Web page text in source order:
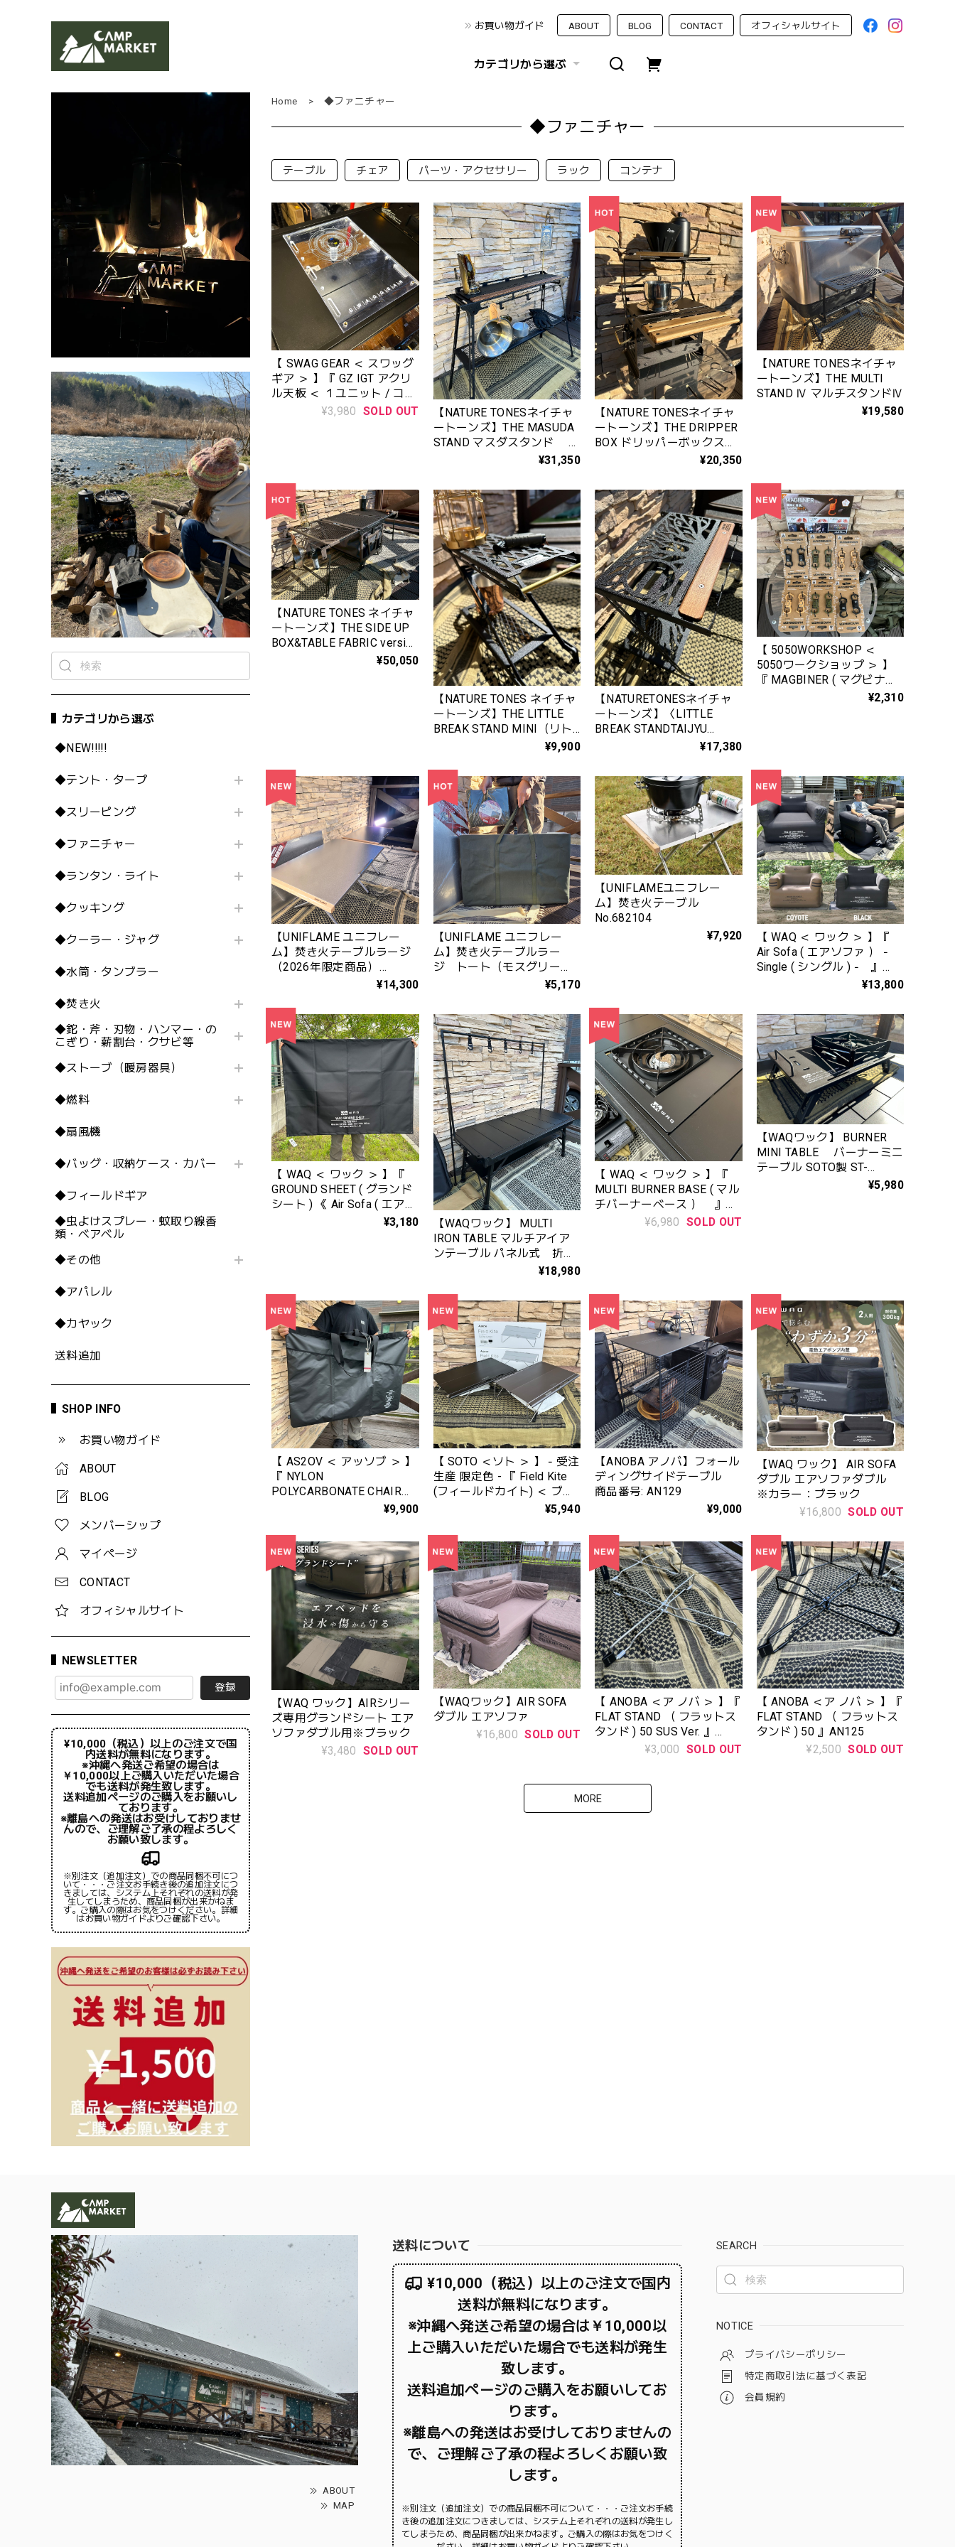
お買い物ガイド ABOUT BLOG CONTACT オフィシャルサイト
カテゴリから選ぶ
カテゴリから選ぶ
◆NEW!!!!!
◆テント・タープ
◆スリーピング
◆ファニチャー
◆ランタン・ライト
◆クッキング
◆クーラー・ジャグ
◆水筒・タンブラー
◆焚き火
◆鉈・斧・刃物・ハンマー・の
こぎり・薪割台・クサビ等
◆ストーブ（暖房器具）
◆燃料
◆扇風機
◆バッグ・収納ケース・カバー
◆フィールドギア
◆虫よけスプレー・蚊取り線香
類・ベアベル
◆その他
◆アパレル
◆カヤック
送料追加
SHOP INFO
お買い物ガイド
ABOUT
BLOG
メンバーシップ
マイページ
CONTACT
オフィシャルサイト
NEWSLETTER
登録
¥10,000（税込）以上のご注文で国
内送料が無料になります。
※沖縄へ発送ご希望の場合は
￥10,000以上ご購入いただいた場合
でも送料が発生致します。
送料追加ページのご購入をお願いし
ております。
※離島への発送はお受けしておりませ
んので、ご理解ご了承の程よろしく
お願い致します。
※別注文（追加注文）での商品同梱不可につ
いて・・・ご注文お手続き後の追加注文につ
きましては、システム上それぞれの送料が発
生してしまうため、商品同梱が出来かねま
す。ご購入の際はお気をつけください。詳細
はお買い物ガイドよりご確認下さい。
Home ◆ファニチャー
◆ファニチャー
テーブル チェア パーツ・アクセサリー ラック コンテナ
【 SWAG GEAR ＜ スワッグ
ギア ＞ 】『 GZ IGT アクリ
ル天板 ＜ １ユニット / コン
パス ＞ ( GOAL ZERO / LED
¥3,980 SOLD OUT
【NATURE TONESネイチャ
ートーンズ】THE MASUDA
STAND マスダスタンド セ
ット〈本体＋アンダーラッ
ブラック
¥31,350
【NATURE TONESネイチャ
ートーンズ】THE DRIPPER
BOX ドリッパーボックス
¥20,350
【NATURE TONESネイチャ
ートーンズ】THE MULTI
STAND Ⅳ マルチスタンドⅣ
¥19,580
【NATURE TONES ネイチャ
ートーンズ】THE SIDE UP
BOX&TABLE FABRIC version
RUGGED MODEL（サイドア
¥50,050
【NATURE TONES ネイチャ
ートーンズ】THE LITTLE
BREAK STAND MINI（リト
ルブレイクスタンドミニ）
¥9,900
【NATURETONESネイチャ
ートーンズ】〈LITTLE
BREAK STANDTAIJYU
version 〉リトルブレイクス
ンブラック）
¥17,380
【 5050WORKSHOP ＜
5050ワークショップ ＞ 】
『 MAGBINER ( マグビナー )
< ２PCS ( ２個セット ) > 』
¥2,310
【UNIFLAME ユニフレー
ム】焚き火テーブルラージ
（2026年限定商品）
¥14,300
【UNIFLAME ユニフレー
ム】焚き火テーブルラー
ジ トート（モスグリー
ン）（2026年限定品）
㈯
¥5,170
【UNIFLAMEユニフレー
ム】焚き火テーブル
No.682104
¥7,920
【 WAQ ＜ ワック ＞ 】『
Air Sofa ( エアソファ ） ‐
Single ( シングル ) ‐ 』
¥13,800
【 WAQ ＜ ワック ＞ 】『
GROUND SHEET ( グランド
シート ) 《 Air Sofa ( エアソ
ファ ） Single ( シングル )
¥3,180
【WAQワック】 MULTI
IRON TABLE マルチアイア
ンテーブル パネル式 折り
¥18,980
【 WAQ ＜ ワック ＞ 】『
MULTI BURNER BASE ( マル
チバーナーベース ） 』
WAQ-MBS1-BLACK
¥6,980 SOLD OUT
【WAQワック】 BURNER
MINI TABLE バーナーミニ
テーブル SOTO製 ST-
310/340 ビルトイン機能付
¥5,980
【 AS2OV ＜ アッソブ ＞ 】
『 NYLON
POLYCARBONATE CHAIR
CASE（ ナイロンポリカー
BLACK ( ブラック ) - 』
392303-10
¥9,900
【 SOTO ＜ソト ＞ 】 ‐ 受注
生産 限定色 - 『 Field Kite
(フィールドカイト) ＜ ブラ
ック / グラファイトグレー
¥5,940
【ANOBA アノバ】フォール
ディングサイドテーブル
商品番号: AN129
¥9,000
【WAQ ワック】 AIR SOFA
ダブル エアソファダブル
※カラー：ブラック
¥16,800 SOLD OUT
【WAQ ワック】AIRシリー
ズ専用グランドシート エア
ソファダブル用※ブラック
¥3,480 SOLD OUT
【WAQワック】AIR SOFA
ダブル エアソファ
¥16,800 SOLD OUT
【 ANOBA ＜ア ノバ ＞ 】『
FLAT STAND （ フラットス
タンド ) 50 SUS Ver. 』
¥3,000 SOLD OUT
【 ANOBA ＜ア ノバ ＞ 】『
FLAT STAND （ フラットス
タンド ) 50 』AN125
¥2,500 SOLD OUT
MORE
ABOUT
MAP
送料について
¥10,000（税込）以上のご注文で国内
送料が無料になります。
※沖縄へ発送ご希望の場合は￥10,000以
上ご購入いただいた場合でも送料が発生
致します。
送料追加ページのご購入をお願いしてお
ります。
※離島への発送はお受けしておりませんの
で、ご理解ご了承の程よろしくお願い致
します。
※別注文（追加注文）での商品同梱不可について・・・ご注文お手続
き後の追加注文につきましては、システム上それぞれの送料が発生し
てしまうため、商品同梱が出来かねます。ご購入の際はお気をつけく
SEARCH
NOTICE
プライバシーポリシー
特定商取引法に基づく表記
会員規約